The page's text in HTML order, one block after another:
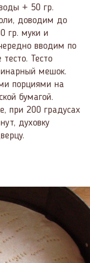
+ 50 гр.
доводим до
гр. муки и
вводим по
Тесто
мешок.
порциями на
бумагой.
при 200 градусах
духовку